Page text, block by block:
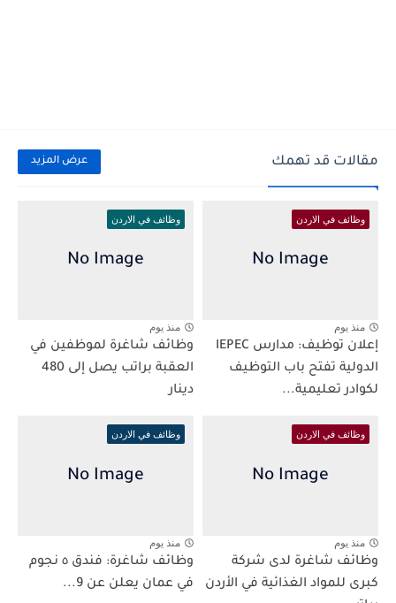
مقالات قد تهمك عرض المزيد
وظائف في الاردن
منذ يوم
إعلان توظيف: مدارس IEPEC
الدولية تفتح باب التوظيف
لكوادر تعليمية...
وظائف في الاردن
منذ يوم
وظائف شاغرة لموظفين في
العقبة براتب يصل إلى 480
دينار
وظائف في الاردن
منذ يوم
وظائف شاغرة لدى شركة
كبرى للمواد الغذائية في الأردن
وظائف في الاردن
منذ يوم
وظائف شاغرة: فندق ٥ نجوم
في عمان يعلن عن 9...